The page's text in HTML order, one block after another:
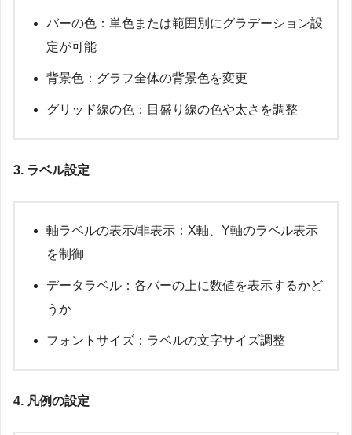
バーの色：単色または範囲別にグラデーション設
定が可能
背景色：グラフ全体の背景色を変更
グリッド線の色：目盛り線の色や太さを調整
3. ラベル設定
軸ラベルの表示/非表示：X軸、Y軸のラベル表示
を制御
データラベル：各バーの上に数値を表示するかど
うか
フォントサイズ：ラベルの文字サイズ調整
4. 凡例の設定